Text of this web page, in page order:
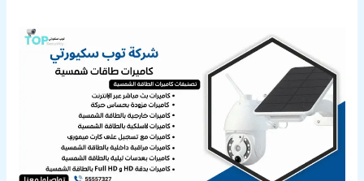
كاميرات
طاقات
شمسية55557327